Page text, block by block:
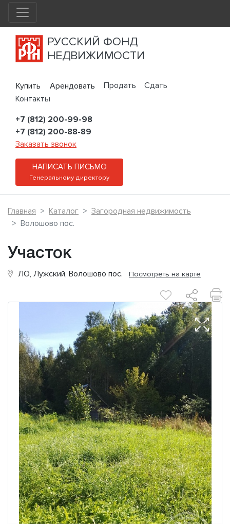
РУССКИЙ ФОНД
НЕДВИЖИМОСТИ
Купить Арендовать Продать
Сдать
Контакты
+7 (812) 200-99-98
+7 (812) 200-88-89
Заказать звонок
НАПИСАТЬ ПИСЬМО
Генеральному директору
Главная Каталог
Загородная недвижимость
Волошово пос.
Участок
ЛО, Лужский, Волошово пос. Посмотреть на карте